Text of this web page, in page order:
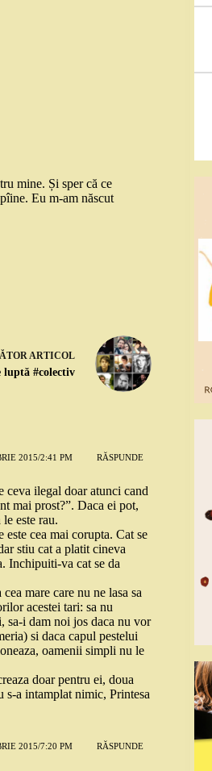
mine. Și sper că ce
Eu m-am născut
ARTICOL
luptă #colectiv
2015/2:41 PM RĂSPUNDE
ceva ilegal doar atunci cand
mai prost?”. Daca ei pot,
este rau.
cea mai corupta. Cat se
stiu cat a platit cineva
Inchipuiti-va cat se da
mare care nu ne lasa sa
acestei tari: sa nu
sa-i dam noi jos daca nu vor
si daca capul pestelui
oamenii simpli nu le
doar pentru ei, doua
s-a intamplat nimic, Printesa
2015/7:20 PM RĂSPUNDE